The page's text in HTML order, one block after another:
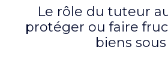
Le rôle du tuteur
protéger ou faire
biens